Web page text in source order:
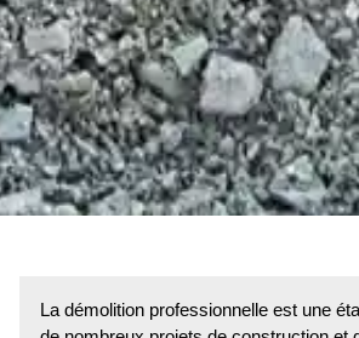
La démolition professionnelle est une